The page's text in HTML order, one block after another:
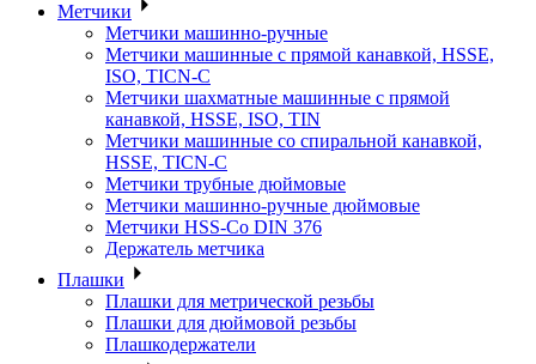
Метчики
Метчики машинно-ручные
Метчики машинные с прямой канавкой, HSSE,
ISO, TICN-C
Метчики шахматные машинные с прямой
канавкой, HSSE, ISO, TIN
Метчики машинные со спиральной канавкой,
HSSE, TICN-C
Метчики трубные дюймовые
Метчики машинно-ручные дюймовые
Метчики HSS-Co DIN 376
Держатель метчика
Плашки
Плашки для метрической резьбы
Плашки для дюймовой резьбы
Плашкодержатели